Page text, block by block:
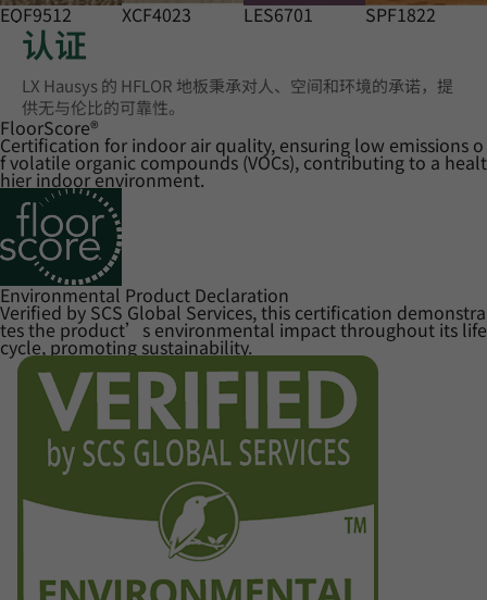
EQF9512 XCF4023 LES6701 SPF1822
认证
LX Hausys 的 HFLOR 地板秉承对人、空间和环境的承诺，提
供无与伦比的可靠性。
FloorScore®
Certification for indoor air quality, ensuring low emissions o
f volatile organic compounds (VOCs), contributing to a healt
hier indoor environment.
Environmental Product Declaration
Verified by SCS Global Services, this certification demonstra
tes the product’s environmental impact throughout its life
cycle, promoting sustainability.